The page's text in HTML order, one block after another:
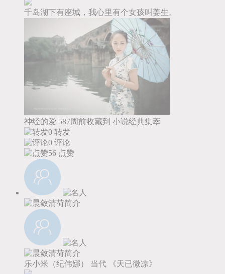
千岛湖下有座城，我心里有个女孩叫姜生。
神经的爱 587周前收藏到 小说经典集萃
0 转发
0 评论
56 点赞
乐小米（纪伟娜） 当代 《天已微凉》